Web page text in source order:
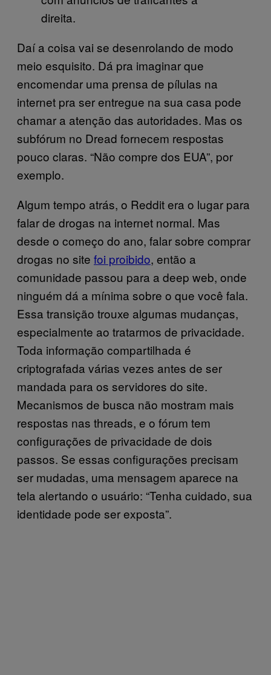
direita.
Daí a coisa vai se desenrolando de modo
meio esquisito. Dá pra imaginar que
encomendar uma prensa de pílulas na
internet pra ser entregue na sua casa pode
chamar a atenção das autoridades. Mas os
subfórum no Dread fornecem respostas
pouco claras. “Não compre dos EUA”, por
exemplo.
Algum tempo atrás, o Reddit era o lugar para
falar de drogas na internet normal. Mas
desde o começo do ano, falar sobre comprar
drogas no site foi proibido, então a
comunidade passou para a deep web, onde
ninguém dá a mínima sobre o que você fala.
Essa transição trouxe algumas mudanças,
especialmente ao tratarmos de privacidade.
Toda informação compartilhada é
criptografada várias vezes antes de ser
mandada para os servidores do site.
Mecanismos de busca não mostram mais
respostas nas threads, e o fórum tem
configurações de privacidade de dois
passos. Se essas configurações precisam
ser mudadas, uma mensagem aparece na
tela alertando o usuário: “Tenha cuidado, sua
identidade pode ser exposta”.